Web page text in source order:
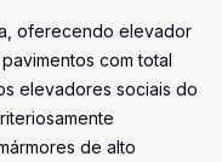
oferecendo elevador
com total
elevadores sociais do
de alto